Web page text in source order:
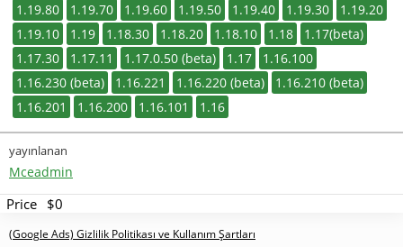
1.19.80
1.19.70 1.19.60 1.19.50 1.19.40 1.19.30
1.19.20
1.19.10
1.19 1.18.30 1.18.20 1.18.10 1.18
1.17(beta)
1.17.30
1.17.11 1.17.0.50 (beta) 1.17
1.16.100
1.16.230 (beta)
1.16.221 1.16.220 (beta)
1.16.210 (beta)
1.16.201
1.16.200 1.16.101 1.16
yayınlanan
Mceadmin
Price $0
(Google Ads) Gizlilik Politikası ve Kullanım Şartları